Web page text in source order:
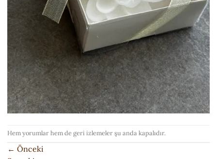
Hem yorumlar hem de geri izlemeler şu anda kapalıdır.
← Önceki